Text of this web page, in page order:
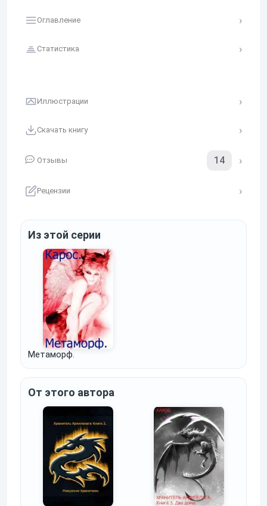
Оглавление
Статистика
Иллюстрации
Скачать книгу
Отзывы 14
Рецензии
Из этой серии
Метаморф.
От этого автора